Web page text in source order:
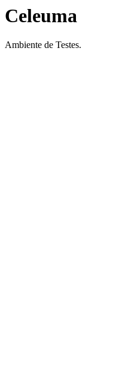
Celeuma
Ambiente de Testes.